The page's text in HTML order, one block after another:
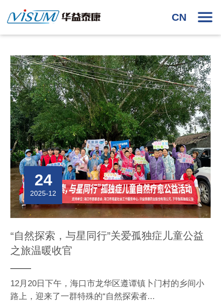
CN
24
2025-12
“自然探索，与星同行”关爱孤独症儿童公益
之旅温暖收官
12月20日下午，海口市龙华区遵谭镇卜门村的乡间小
路上，迎来了一群特殊的“自然探索者...